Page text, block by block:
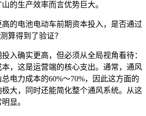
的生产效率而言优势巨大。
的电池电动车前期资本投入，是否通过
算得到了验证？
入确实更高，但必须从全局视角看待：
，这是运营端的核心支出。通常，通风
电力成本的60%～70%，因此这方面的
大，同时还能简化整个通风系统。从这
显。